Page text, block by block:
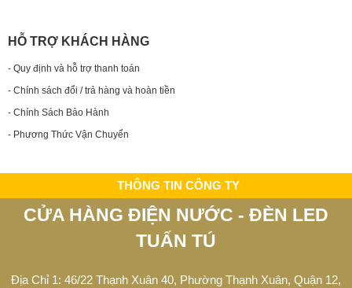
HỖ TRỢ KHÁCH HÀNG
- Quy định và hỗ trợ thanh toán
- Chính sách đổi / trả hàng và hoàn tiền
- Chính Sách Bảo Hành
- Phương Thức Vận Chuyển
THÔNG TIN CÔNG TY
CỬA HÀNG ĐIỆN NƯỚC - ĐÈN LED
TUẤN TÚ
Địa Chỉ 1: 46/22 Thạnh Xuân 40, Phường Thạnh Xuân, Quận 12,